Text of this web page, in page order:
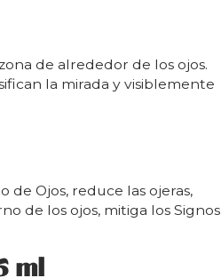
de alrededor de los ojos.
la mirada y visiblemente
de Ojos, reduce las ojeras,
de los ojos, mitiga los Signos
ml